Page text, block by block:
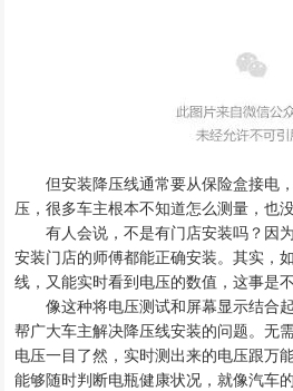
但安装降压线通常要从保险盒接电
压，很多车主根本不知道怎么测量，也没
有人会说，不是有门店安装吗？因
安装门店的师傅都能正确安装。其实，
线，又能实时看到电压的数值，这事是
像这种将电压测试和屏幕显示结合
帮广大车主解决降压线安装的问题。无
电压一目了然， 实时测出来的电压跟万
能够随时判断电瓶健康状况，就像汽车